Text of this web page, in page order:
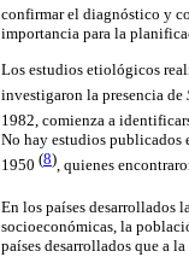
confirmar el diagnóstico y
importancia para la
Los estudios etiológicos
investigaron la presencia de
1982, comienza a
No hay estudios publicados
1950 (8), quienes
En los países desarrollados
socioeconómicas, la
países desarrollados que a